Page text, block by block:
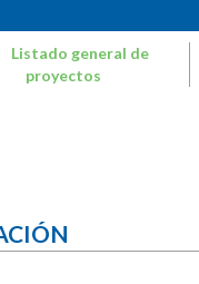
Listado general de
proyectos